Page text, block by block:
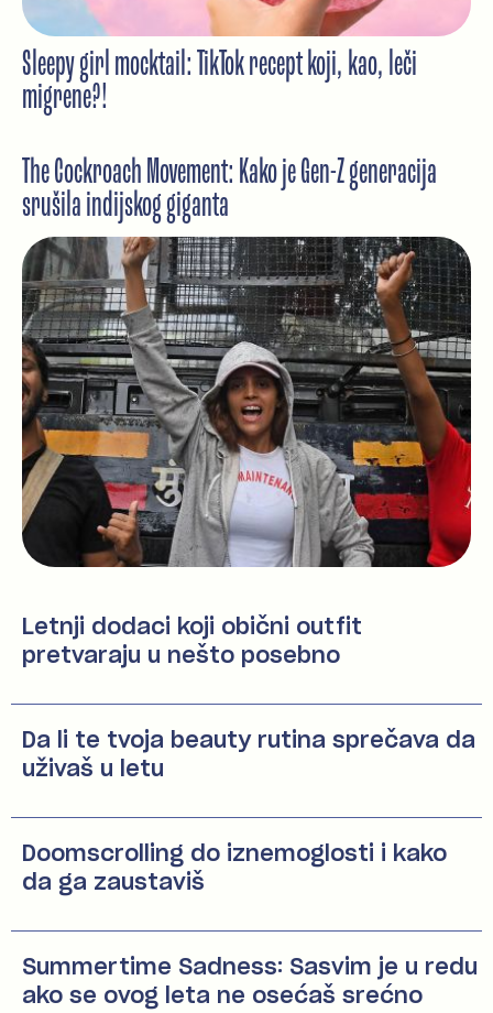
Sleepy girl mocktail: TikTok recept koji, kao, leči
migrene?!
The Cockroach Movement: Kako je Gen-Z generacija
srušila indijskog giganta
Letnji dodaci koji obični outfit
pretvaraju u nešto posebno
Da li te tvoja beauty rutina sprečava da
uživaš u letu
Doomscrolling do iznemoglosti i kako
da ga zaustaviš
Summertime Sadness: Sasvim je u redu
ako se ovog leta ne osećaš srećno